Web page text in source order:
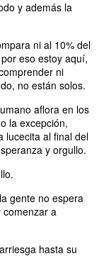
y además la
ni al 10% del
eso estoy aquí,
ni
no están solos.
aflora en los
la excepción,
lucecita al final del
y orgullo.
gente no espera
a
hasta su